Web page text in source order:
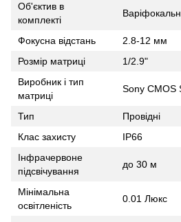
Об'єктив в
комплекті
Фокусна відстань
2.8-12 мм
Розмір матриці
1/2.9"
Виробник і тип
матриці
Sony CMOS
Тип
Провідні
Клас захисту
IP66
Інфрачервоне
підсвічування
до 30 м
Мінімальна
освітленість
0.01 Люкс